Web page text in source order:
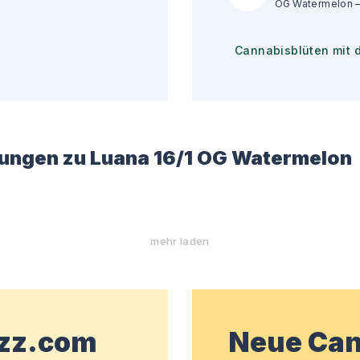
Cannabisblüten mit
zu Luana 16/1 OG Watermelon
mehr laden
Neue